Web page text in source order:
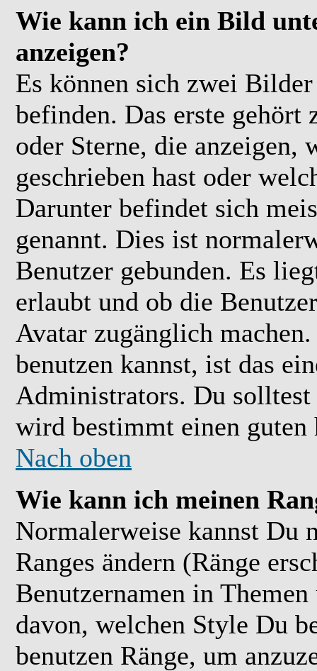
Wie kann ich ein Bild
anzeigen?
Es können sich zwei
befinden. Das erste gehört
oder Sterne, die anzeigen,
geschrieben hast oder
Darunter befindet sich
genannt. Dies ist
Benutzer gebunden. Es
erlaubt und ob die
Avatar zugänglich
benutzen kannst, ist das
Administrators. Du
wird bestimmt einen guten
Nach oben
Wie kann ich meinen
Normalerweise kannst Du
Ranges ändern (Ränge
Benutzernamen in
davon, welchen Style Du
benutzen Ränge, um